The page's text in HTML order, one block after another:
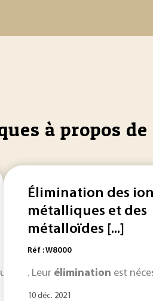
à propos de
éliminationou leur
les filtres plantés de
Élimination des
métalliques et des
métalloïdes [...]
Réf : W8000
. Leur élimination est
10 déc. 2021